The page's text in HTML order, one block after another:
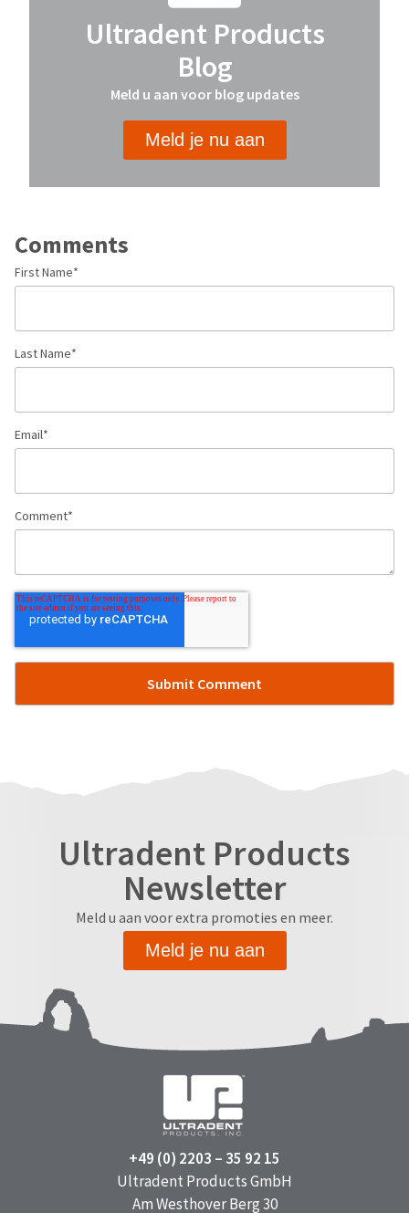
Ultradent Products
Blog
Meld u aan voor blog updates
Meld je nu aan
Comments
First Name*
Last Name*
Email*
Comment*
Ultradent Products
Newsletter
Meld u aan voor extra promoties en meer.
Meld je nu aan
+49 (0) 2203 – 35 92 15
Ultradent Products GmbH
Am Westhover Berg 30